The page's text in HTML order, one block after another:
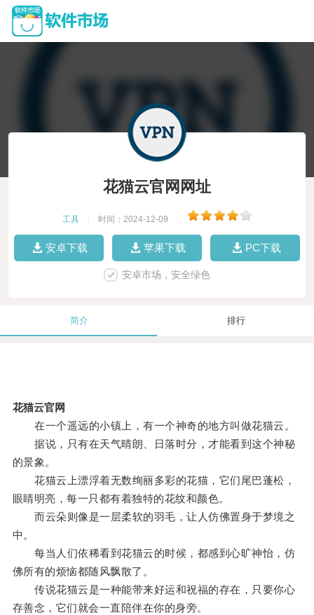
花猫云官网网址
工具 时间：2024-12-09
安卓下载 苹果下载 PC下载
安卓市场，安全绿色
简介 排行
花猫云官网
在一个遥远的小镇上，有一个神奇的地方叫做花猫云。
据说，只有在天气晴朗、日落时分，才能看到这个神秘
的景象。
花猫云上漂浮着无数绚丽多彩的花猫，它们尾巴蓬松，
眼睛明亮，每一只都有着独特的花纹和颜色。
而云朵则像是一层柔软的羽毛，让人仿佛置身于梦境之
中。
每当人们依稀看到花猫云的时候，都感到心旷神怡，仿
佛所有的烦恼都随风飘散了。
传说花猫云是一种能带来好运和祝福的存在，只要你心
存善念，它们就会一直陪伴在你的身旁。